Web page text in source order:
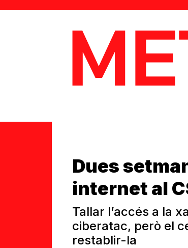
MetaData
Dues
internet al
Tallar l’accés a la
ciberatac, però el
restablir-la